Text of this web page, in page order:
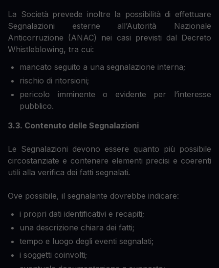
La Società prevede inoltre la possibilità di effettuare
Segnalazioni esterne all’Autorità Nazionale
Anticorruzione (ANAC) nei casi previsti dal Decreto
Whistleblowing, tra cui:
mancato seguito a una segnalazione interna;
rischio di ritorsioni;
pericolo imminente o evidente per l’interesse
pubblico.
3.3. Contenuto delle Segnalazioni
Le Segnalazioni devono essere quanto più possibile
circostanziate e contenere elementi precisi e coerenti
utili alla verifica dei fatti segnalati.
Ove possibile, il segnalante dovrebbe indicare:
i propri dati identificativi e recapiti;
una descrizione chiara dei fatti;
tempo e luogo degli eventi segnalati;
i soggetti coinvolti;